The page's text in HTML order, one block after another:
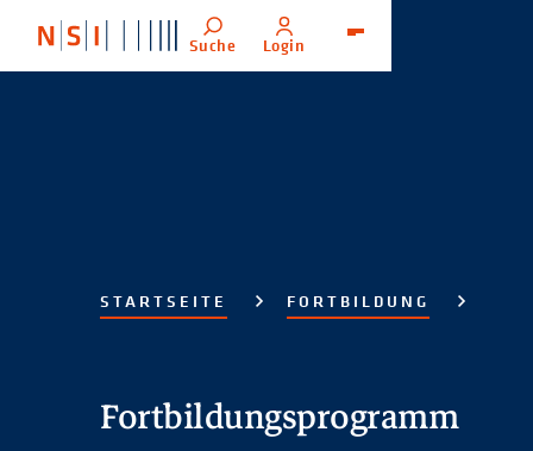
Suche Login
STARTSEITE FORTBILDUNG
Fortbildungsprogramm